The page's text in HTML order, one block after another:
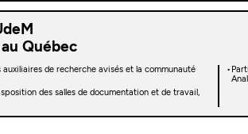
Québec
de recherche avisés et la communauté
des salles de documentation et de travail,